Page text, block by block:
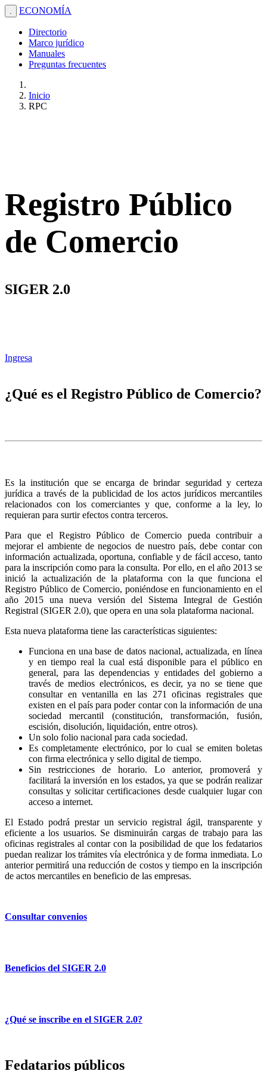
. ECONOMÍA
Directorio
Marco jurídico
Manuales
Preguntas frecuentes
Inicio
RPC
Registro Público
de Comercio
SIGER 2.0
Ingresa
¿Qué es el Registro Público de Comercio?
Es la institución que se encarga de brindar seguridad y certeza
jurídica a través de la publicidad de los actos jurídicos mercantiles
relacionados con los comerciantes y que, conforme a la ley, lo
requieran para surtir efectos contra terceros.
Para que el Registro Público de Comercio pueda contribuir a
mejorar el ambiente de negocios de nuestro país, debe contar con
información actualizada, oportuna, confiable y de fácil acceso, tanto
para la inscripción como para la consulta. Por ello, en el año 2013 se
inició la actualización de la plataforma con la que funciona el
Registro Público de Comercio, poniéndose en funcionamiento en el
año 2015 una nueva versión del Sistema Integral de Gestión
Registral (SIGER 2.0), que opera en una sola plataforma nacional.
Esta nueva plataforma tiene las características siguientes:
Funciona en una base de datos nacional, actualizada, en línea
y en tiempo real la cual está disponible para el público en
general, para las dependencias y entidades del gobierno a
través de medios electrónicos, es decir, ya no se tiene que
consultar en ventanilla en las 271 oficinas registrales que
existen en el país para poder contar con la información de una
sociedad mercantil (constitución, transformación, fusión,
escisión, disolución, liquidación, entre otros).
Un solo folio nacional para cada sociedad.
Es completamente electrónico, por lo cual se emiten boletas
con firma electrónica y sello digital de tiempo.
Sin restricciones de horario. Lo anterior, promoverá y
facilitará la inversión en los estados, ya que se podrán realizar
consultas y solicitar certificaciones desde cualquier lugar con
acceso a internet.
El Estado podrá prestar un servicio registral ágil, transparente y
eficiente a los usuarios. Se disminuirán cargas de trabajo para las
oficinas registrales al contar con la posibilidad de que los fedatarios
puedan realizar los trámites vía electrónica y de forma inmediata. Lo
anterior permitirá una reducción de costos y tiempo en la inscripción
de actos mercantiles en beneficio de las empresas.
Consultar convenios
Beneficios del SIGER 2.0
¿Qué se inscribe en el SIGER 2.0?
Fedatarios públicos